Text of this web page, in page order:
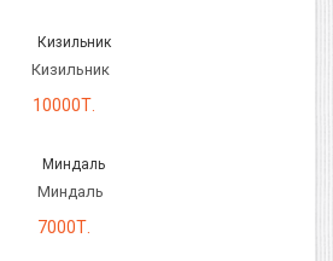
Кизильник
10000Т.
Миндаль
7000Т.